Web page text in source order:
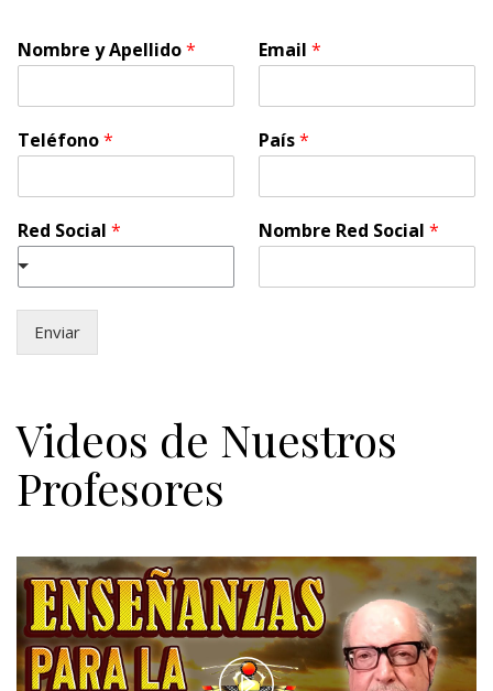
Nombre y Apellido* Email *
Teléfono* País*
Red Social * Nombre Red Social *
Enviar
Videos de Nuestros
Profesores